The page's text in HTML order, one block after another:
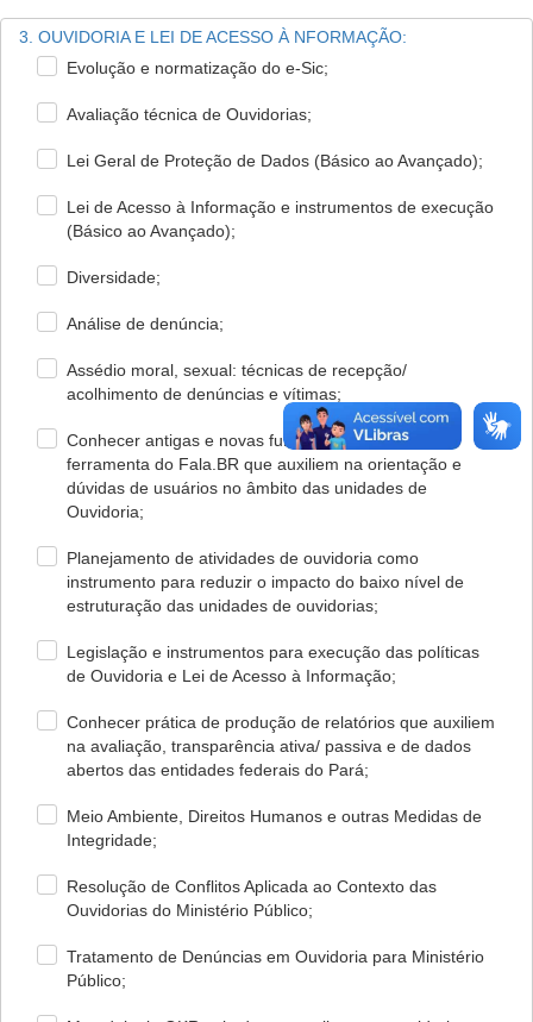
3. OUVIDORIA E LEI DE ACESSO À NFORMAÇÃO:
Evolução e normatização do e-Sic;
Avaliação técnica de Ouvidorias;
Lei Geral de Proteção de Dados (Básico ao Avançado);
Lei de Acesso à Informação e instrumentos de execução
(Básico ao Avançado);
Diversidade;
Análise de denúncia;
Assédio moral, sexual: técnicas de recepção/
acolhimento de denúncias e vítimas;
Conhecer antigas e novas funcionalidades da
ferramenta do Fala.BR que auxiliem na orientação e
dúvidas de usuários no âmbito das unidades de
Ouvidoria;
Planejamento de atividades de ouvidoria como
instrumento para reduzir o impacto do baixo nível de
estruturação das unidades de ouvidorias;
Legislação e instrumentos para execução das políticas
de Ouvidoria e Lei de Acesso à Informação;
Conhecer prática de produção de relatórios que auxiliem
na avaliação, transparência ativa/ passiva e de dados
abertos das entidades federais do Pará;
Meio Ambiente, Direitos Humanos e outras Medidas de
Integridade;
Resolução de Conflitos Aplicada ao Contexto das
Ouvidorias do Ministério Público;
Tratamento de Denúncias em Ouvidoria para Ministério
Público;